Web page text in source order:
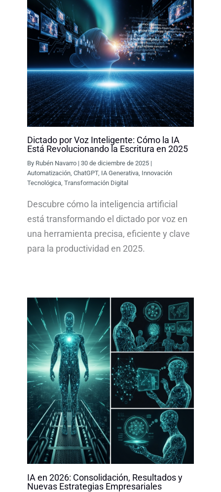
Dictado por Voz Inteligente: Cómo la IA
Está Revolucionando la Escritura en 2025
By Rubén Navarro |30 de diciembre de 2025 |
Automatización ,ChatGPT, IA Generativa Innovación
Tecnológica ,Transformación Digital
Descubre cómo la inteligencia artificial
está transformando el dictado por voz en
una herramienta precisa, eficiente y clave
para la productividad en 2025.
IA en 2026: Consolidación, Resultados y
Nuevas Estrategias Empresariales